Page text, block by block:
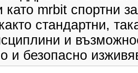
mrbit спортни
стандартни,
и
и безопасно